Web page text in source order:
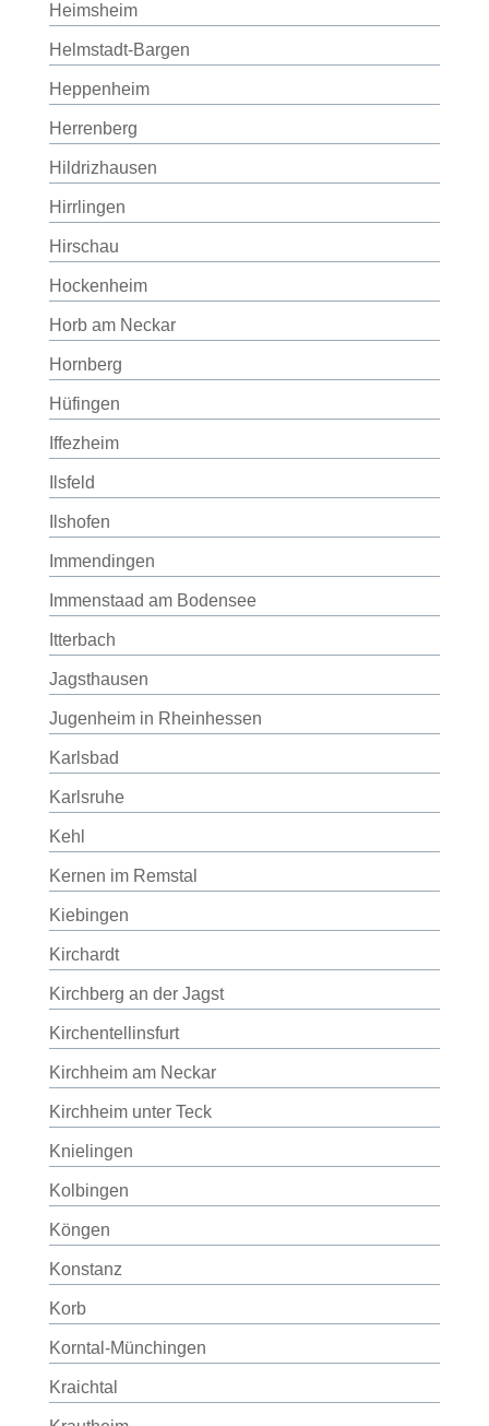
Heimsheim
Helmstadt-Bargen
Heppenheim
Herrenberg
Hildrizhausen
Hirrlingen
Hirschau
Hockenheim
Horb am Neckar
Hornberg
Hüfingen
Iffezheim
Ilsfeld
Ilshofen
Immendingen
Immenstaad am Bodensee
Itterbach
Jagsthausen
Jugenheim in Rheinhessen
Karlsbad
Karlsruhe
Kehl
Kernen im Remstal
Kiebingen
Kirchardt
Kirchberg an der Jagst
Kirchentellinsfurt
Kirchheim am Neckar
Kirchheim unter Teck
Knielingen
Kolbingen
Köngen
Konstanz
Korb
Korntal-Münchingen
Kraichtal